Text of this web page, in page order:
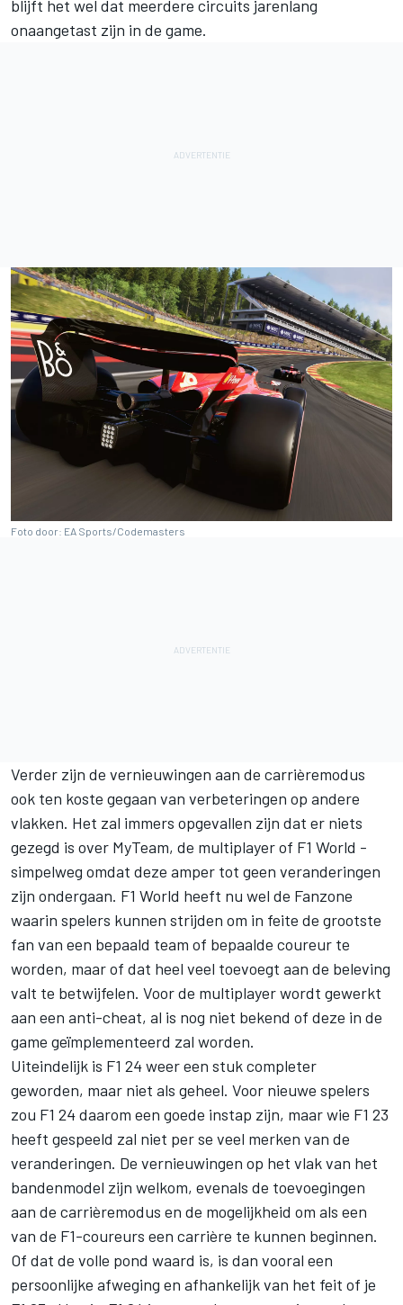
blijft het wel dat meerdere circuits jarenlang
onaangetast zijn in de game.
Foto door: EA Sports/Codemasters
Verder zijn de vernieuwingen aan de carrièremodus
ook ten koste gegaan van verbeteringen op andere
vlakken. Het zal immers opgevallen zijn dat er niets
gezegd is over MyTeam, de multiplayer of F1 World -
simpelweg omdat deze amper tot geen veranderingen
zijn ondergaan. F1 World heeft nu wel de Fanzone
waarin spelers kunnen strijden om in feite de grootste
fan van een bepaald team of bepaalde coureur te
worden, maar of dat heel veel toevoegt aan de beleving
valt te betwijfelen. Voor de multiplayer wordt gewerkt
aan een anti-cheat, al is nog niet bekend of deze in de
game geïmplementeerd zal worden.
Uiteindelijk is F1 24 weer een stuk completer
geworden, maar niet als geheel. Voor nieuwe spelers
zou F1 24 daarom een goede instap zijn, maar wie F1 23
heeft gespeeld zal niet per se veel merken van de
veranderingen. De vernieuwingen op het vlak van het
bandenmodel zijn welkom, evenals de toevoegingen
aan de carrièremodus en de mogelijkheid om als een
van de F1-coureurs een carrière te kunnen beginnen.
Of dat de volle pond waard is, is dan vooral een
persoonlijke afweging en afhankelijk van het feit of je